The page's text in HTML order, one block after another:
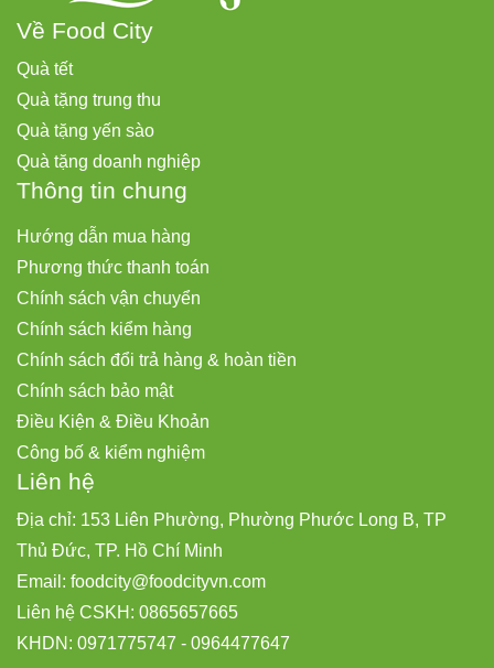
Về Food City
Quà tết
Quà tặng trung thu
Quà tặng yến sào
Quà tặng doanh nghiệp
Thông tin chung
Hướng dẫn mua hàng
Phương thức thanh toán
Chính sách vận chuyển
Chính sách kiểm hàng
Chính sách đổi trả hàng & hoàn tiền
Chính sách bảo mật
Điều Kiện & Điều Khoản
Công bố & kiểm nghiệm
Liên hệ
Địa chỉ: 153 Liên Phường, Phường Phước Long B, TP
Thủ Đức, TP. Hồ Chí Minh
Email: foodcity@foodcityvn.com
Liên hệ CSKH: 0865657665
KHDN: 0971775747 - 0964477647